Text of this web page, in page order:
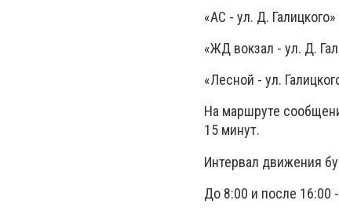
«АС - ул. Д.
«ЖД вокзал - ул. Д.
«Лесной - ул.
На маршруте
15 минут.
Интервал движения
До 8:00 и после 16:00